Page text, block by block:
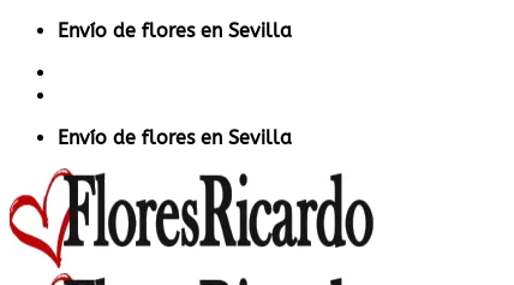
Saltar
contenido
Envío de flores en Sevilla
Envío de flores en Sevilla